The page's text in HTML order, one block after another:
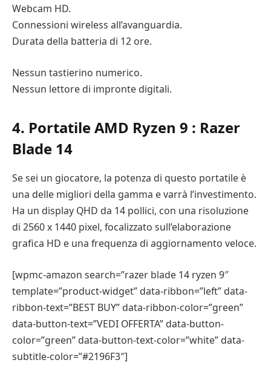
Webcam HD.
Connessioni wireless all’avanguardia.
Durata della batteria di 12 ore.
Nessun tastierino numerico.
Nessun lettore di impronte digitali.
4. Portatile AMD Ryzen 9 : Razer
Blade 14
Se sei un giocatore, la potenza di questo portatile è
una delle migliori della gamma e varrà l’investimento.
Ha un display QHD da 14 pollici, con una risoluzione
di 2560 x 1440 pixel, focalizzato sull’elaborazione
grafica HD e una frequenza di aggiornamento veloce.
[wpmc-amazon search=”razer blade 14 ryzen 9″
template=”product-widget” data-ribbon=”left” data-
ribbon-text=”BEST BUY” data-ribbon-color=”green”
data-button-text=”VEDI OFFERTA” data-button-
color=”green” data-button-text-color=”white” data-
subtitle-color=”#2196F3″]